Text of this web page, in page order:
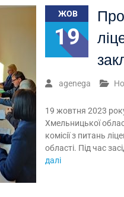
ЖОВ
19
agenega
19 жовтня 2023
Хмельницької
комісії з питань
області. Під час
далі